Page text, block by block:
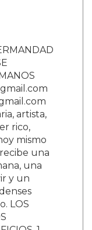
artista,
rico,
mismo
una
una
y un
LOS